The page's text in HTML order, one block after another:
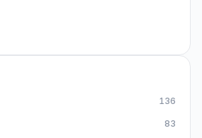
136
83